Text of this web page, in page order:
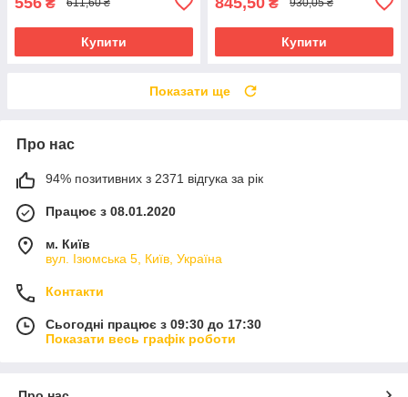
611,60 ₴
Купити
930,05 ₴
Купити
Показати ще
Про нас
94% позитивних з 2371 відгука за рік
Працює з 08.01.2020
м. Київ
вул. Ізюмська 5, Київ, Україна
Контакти
Сьогодні працює з 09:30 до 17:30
Показати весь графік роботи